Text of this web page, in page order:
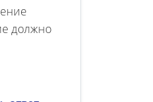
должно